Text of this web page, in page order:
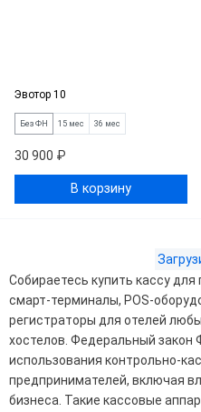
Эвотор 10
Без ФН 15 мес 36 мес
30 900 ₽
В корзину
Собираетесь купить кассу
смарт-терминалы, POS-
регистраторы для отелей
хостелов. Федеральный
использования контрольно-
предпринимателей, включая
бизнеса. Такие кассовые